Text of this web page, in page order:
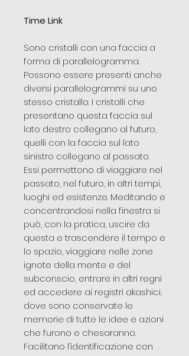
Time Link
Sono cristalli con una faccia a
forma di parallelogramma.
Possono essere presenti anche
diversi parallelogrammi su uno
stesso cristallo. I cristalli che
presentano questa faccia sul
lato destro collegano al futuro,
quelli con la faccia sul lato
sinistro collegano al passato.
Essi permettono di viaggiare nel
passato, nel futuro, in altri tempi,
luoghi ed esistenze. Meditando e
concentrandosi nella finestra si
può, con la pratica, uscire da
questa e trascendere il tempo e
lo spazio, viaggiare nelle zone
ignote della mente e del
subconscio, entrare in altri regni
ed accedere ai registri akashici,
dove sono conservate le
memorie di tutte le idee e azioni
che furono e chesaranno.
Facilitano l’identificazione con